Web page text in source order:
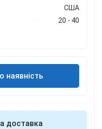
США
20 - 40
наявність
доставка